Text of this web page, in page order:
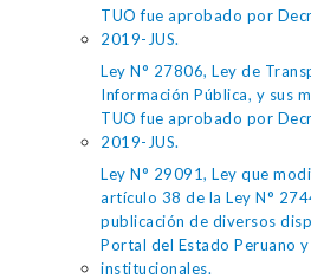
TUO fue aprobado por
2019-JUS.
Ley N° 27806, Ley de
Información Pública, y sus
TUO fue aprobado por
2019-JUS.
Ley N° 29091, Ley que
artículo 38 de la Ley N°
publicación de diversos
Portal del Estado Peruano
institucionales.